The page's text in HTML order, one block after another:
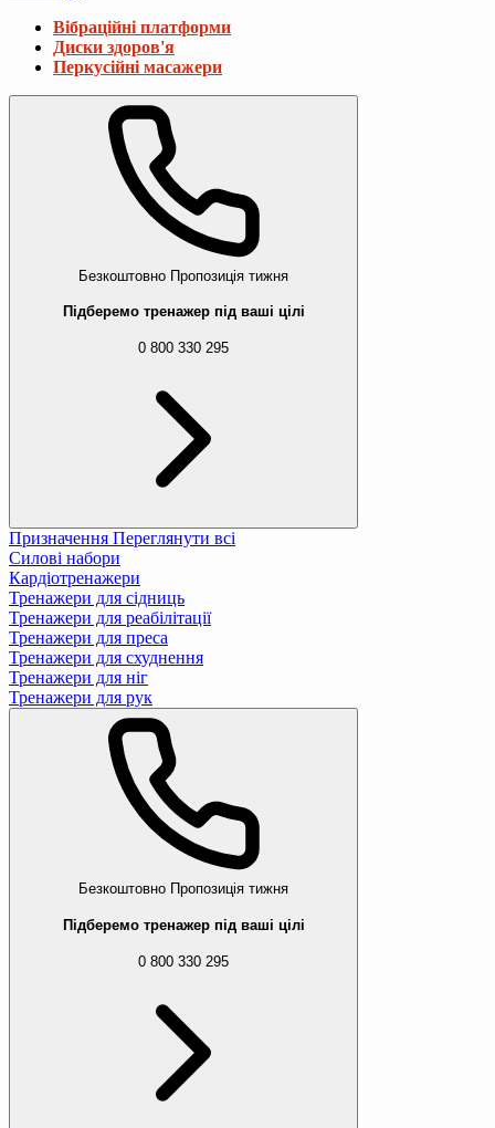
Вібраційні платформи
Диски здоров'я
Перкусійні масажери
Безкоштовно Пропозиція тижня
Підберемо тренажер під ваші цілі
0 800 330 295
Призначення Переглянути всі
Силові набори
Кардіотренажери
Тренажери для сідниць
Тренажери для реабілітації
Тренажери для преса
Тренажери для схуднення
Тренажери для ніг
Тренажери для рук
Безкоштовно Пропозиція тижня
Підберемо тренажер під ваші цілі
0 800 330 295